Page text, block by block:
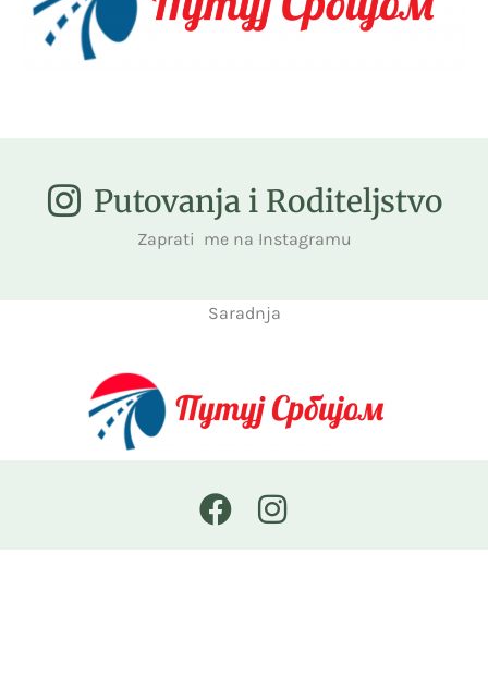
Putovanja i Roditeljstvo
Zaprati me na Instagramu
Saradnja